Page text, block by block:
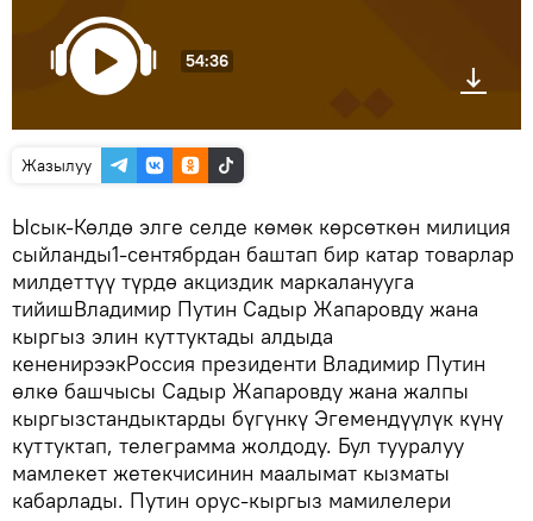
54:36
Жазылуу
Ысык-Көлдө элге селде көмөк көрсөткөн милиция
сыйланды1-сентябрдан баштап бир катар товарлар
милдеттүү түрдө акциздик маркаланууга
тийишВладимир Путин Садыр Жапаровду жана
кыргыз элин куттуктады алдыда
кененирээкРоссия президенти Владимир Путин
өлкө башчысы Садыр Жапаровду жана жалпы
кыргызстандыктарды бүгүнкү Эгемендүүлүк күнү
куттуктап, телеграмма жолдоду. Бул тууралуу
мамлекет жетекчисинин маалымат кызматы
кабарлады. Путин орус-кыргыз мамилелери